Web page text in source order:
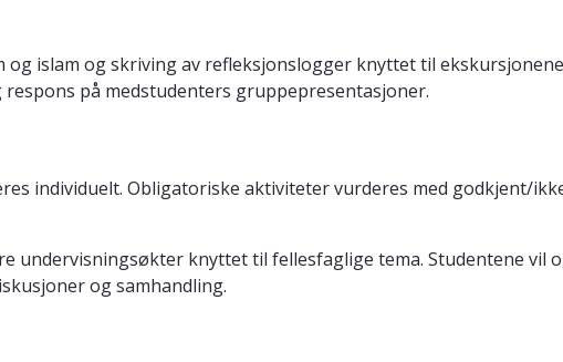
islam og skriving av refleksjonslogger knyttet til
på medstudenters gruppepresentasjoner.
individuelt. Obligatoriske aktiviteter vurderes med godkjent/
undervisningsøkter knyttet til fellesfaglige tema. Studentene vil
og samhandling.